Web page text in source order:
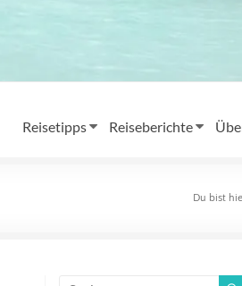
Reisetipps Reiseberichte
Du bist